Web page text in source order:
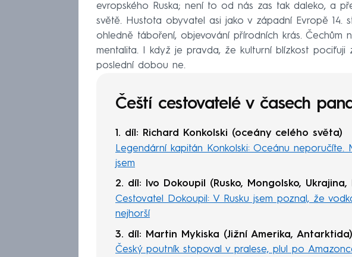
evropského Ruska; není to od nás zas tak daleko, a
světě. Hustota obyvatel asi jako v západní Evropě 14.
ohledně táboření, objevování přírodních krás. Čechům
mentalita. I když je pravda, že kulturní blízkost pociťuji
poslední dobou ne.
Čeští cestovatelé v časech
1. díl: Richard Konkolski (oceány celého světa)
Legendární kapitán Konkolski: Oceánu
jsem
2. díl: Ivo Dokoupil
(Rusko, Mongolsko,
Cestovatel Dokoupil: V Rusku jsem poznal, že
nejhorší
3. díl: Martin Mykiska (Jižní Amerika, Antarktida)
Český poutník stopoval v pralese, plul po